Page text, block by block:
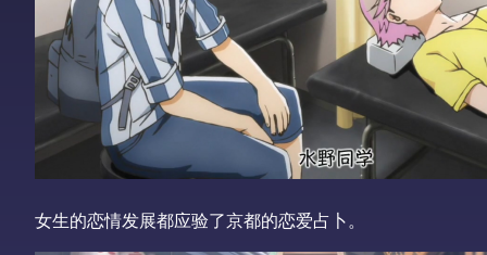
女生的恋情发展都应验了京都的恋爱占卜。